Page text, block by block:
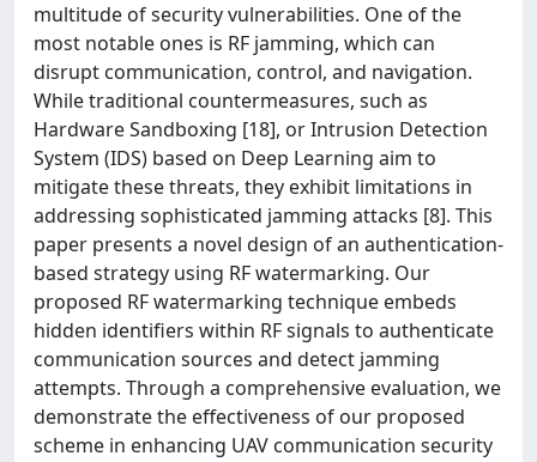
multitude of security vulnerabilities. One of the
most notable ones is RF jamming, which can
disrupt communication, control, and navigation.
While traditional countermeasures, such as
Hardware Sandboxing [18], or Intrusion Detection
System (IDS) based on Deep Learning aim to
mitigate these threats, they exhibit limitations in
addressing sophisticated jamming attacks [8]. This
paper presents a novel design of an authentication-
based strategy using RF watermarking. Our
proposed RF watermarking technique embeds
hidden identifiers within RF signals to authenticate
communication sources and detect jamming
attempts. Through a comprehensive evaluation, we
demonstrate the effectiveness of our proposed
scheme in enhancing UAV communication security